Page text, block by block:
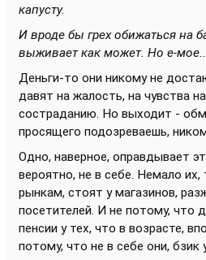
капусту.
И вроде бы грех обижаться на
выживает как может. Но е-
Деньги-то они никому не
давят на жалость, на чувства
состраданию. Но выходит -
просящего подозреваешь,
Одно, наверное, оправдывает
вероятно, не в себе. Немало их,
рынкам, стоят у магазинов,
посетителей. И не потому, что
пенсии у тех, что в возрасте,
потому, что не в себе они, бзик